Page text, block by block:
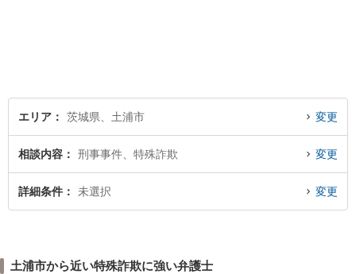
エリア 茨城県、土浦市 変更
相談内容 刑事事件、特殊詐欺 変更
詳細条件 未選択 変更
土浦市から近い特殊詐欺に強い弁護士